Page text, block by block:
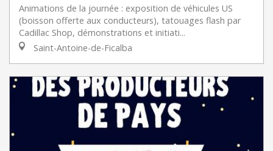
Animations de la journée : exposition de véhicules US
(boisson offerte aux conducteurs), tatouages flash par
Cadillac Shop, démonstrations et initiati...
Saint-Antoine-de-Ficalba